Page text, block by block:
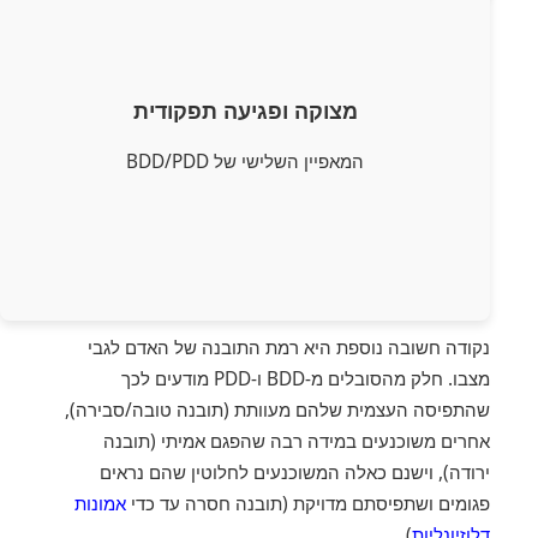
מצוקה ופגיעה תפקודית
המאפיין השלישי של BDD/PDD
העיסוק המחשבתי וההתנהגויות החזרתיות גורמים לסבל
רגשי לא קל - בושה,חרדה דיכאון
נקודה חשובה נוספת היא רמת התובנה של האדם לגבי
מצבו. חלק מהסובלים מ-BDD ו-PDD מודעים לכך
שהתפיסה העצמית שלהם מעוותת (תובנה טובה/סבירה),
אחרים משוכנעים במידה רבה שהפגם אמיתי (תובנה
ירודה), וישנם כאלה המשוכנעים לחלוטין שהם נראים
פגומים ושתפיסתם מדויקת (תובנה חסרה עד כדי אמונות